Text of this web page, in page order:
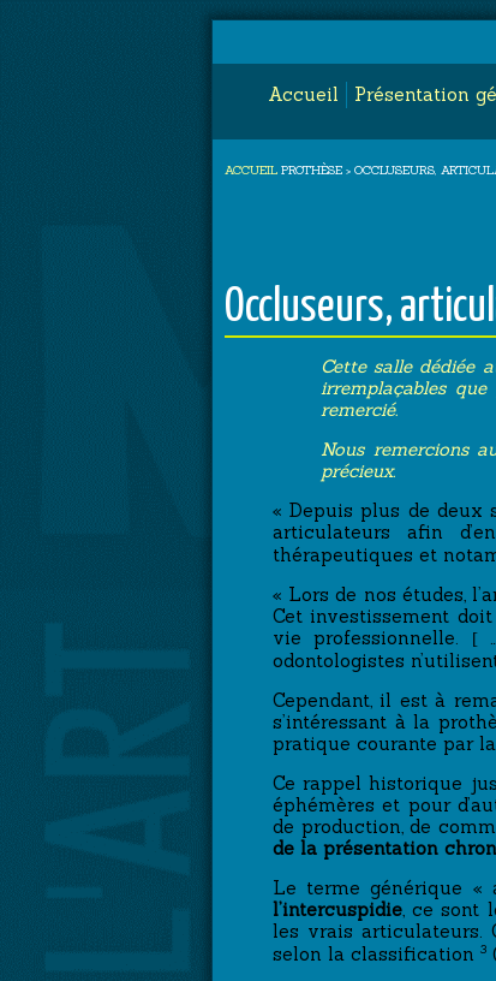
Accueil Présentation
ACCUEIL PROTHÈSE > OCCLUSEURS,
Occluseurs,
Cette salle dédiée
irremplaçables
remercié.
Nous remercions
précieux.
« Depuis plus de deux
articulateurs afin
thérapeutiques et
« Lors de nos études,
Cet investissement
vie professionnelle.
[…
odontologistes
Cependant, il est à
s’intéressant à la
pratique courante par
Ce rappel historique
éphémères et pour
de production, de
de la présentation
Le terme générique
l’intercuspidie, ce sont
les vrais articulateurs.
selon la classification 3